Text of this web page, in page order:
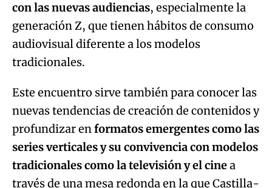
con las nuevas audiencias, especialmente la
generación Z, que tienen hábitos de consumo
audiovisual diferente a los modelos
tradicionales.
Este encuentro sirve también para conocer las
nuevas tendencias de creación de contenidos y
profundizar enformatos emergentes como las
series verticales y su convivencia con modelos
tradicionales como la televisión y el cinea
través de una mesa redonda en la que Castilla-